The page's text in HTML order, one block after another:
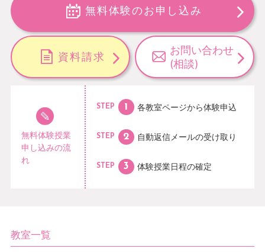
無料体験のお申し込み
資料請求
お問い合わせ
(相談)
無料体験授業
申し込みの流
れ
STEP 各教室ページから体験申込
STEP 自動返信メールの受け取り
STEP 体験授業日程の確定
教室一覧